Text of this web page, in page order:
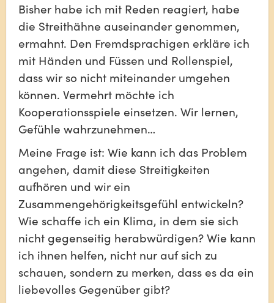
Bisher habe ich mit Reden reagiert, habe
die Streithähne auseinander genommen,
ermahnt. Den Fremdsprachigen erkläre ich
mit Händen und Füssen und Rollenspiel,
dass wir so nicht miteinander umgehen
können. Vermehrt möchte ich
Kooperationsspiele einsetzen. Wir lernen,
Gefühle wahrzunehmen…
Meine Frage ist: Wie kann ich das Problem
angehen, damit diese Streitigkeiten
aufhören und wir ein
Zusammengehörigkeitsgefühl entwickeln?
Wie schaffe ich ein Klima, in dem sie sich
nicht gegenseitig herabwürdigen? Wie kann
ich ihnen helfen, nicht nur auf sich zu
schauen, sondern zu merken, dass es da ein
liebevolles Gegenüber gibt?